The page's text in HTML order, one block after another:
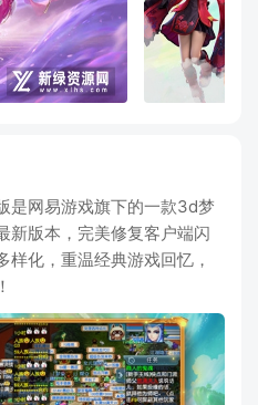
是网易游戏旗下的一款3d梦
新版本，完美修复客户端闪
化，重温经典游戏回忆，